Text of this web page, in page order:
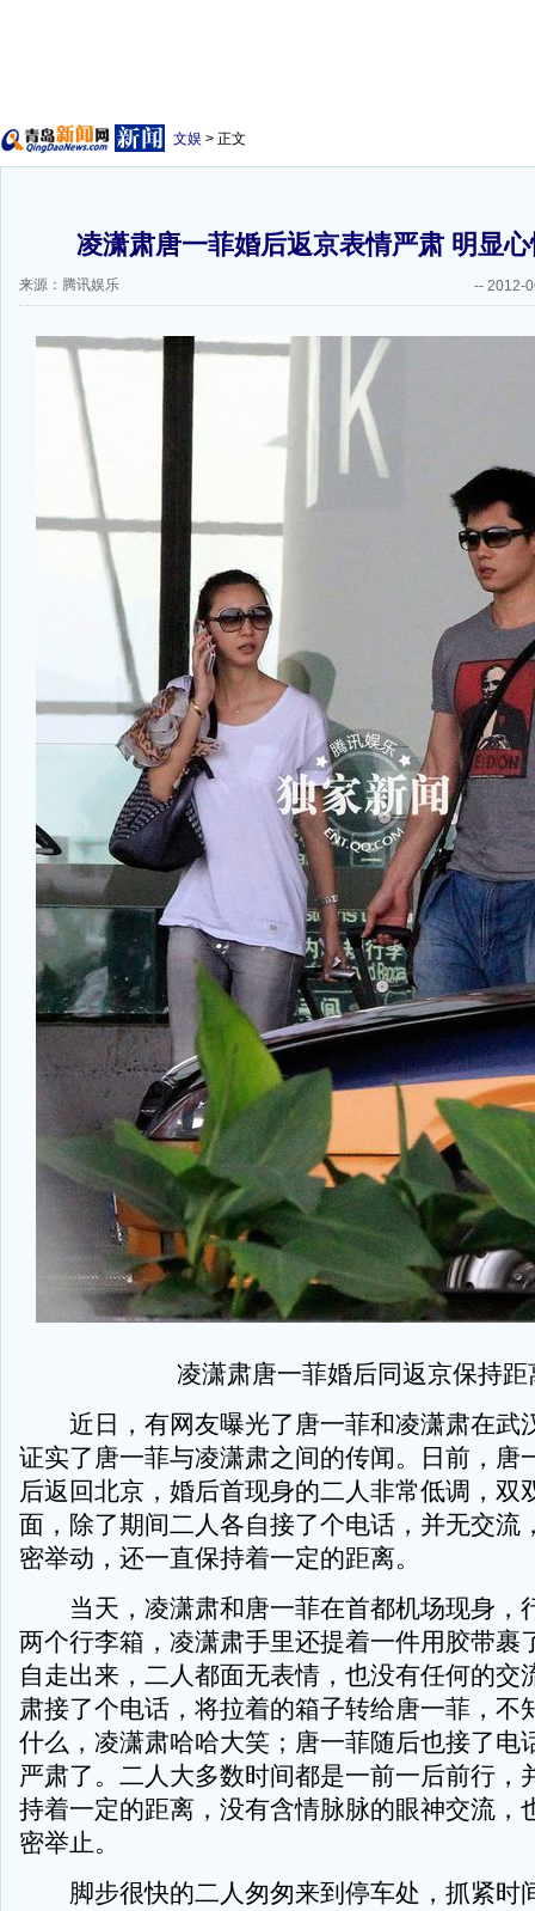
文娱 > 正文
凌潇肃唐一菲婚后返京表情严肃 明显
来源：腾讯娱乐 -- 2012-
凌潇肃唐一菲婚后同返京保持距
近日，有网友曝光了唐一菲和凌潇肃在武
证实了唐一菲与凌潇肃之间的传闻。日前，唐
后返回北京，婚后首现身的二人非常低调，双
面，除了期间二人各自接了个电话，并无交流
密举动，还一直保持着一定的距离。
当天，凌潇肃和唐一菲在首都机场现身，
两个行李箱，凌潇肃手里还提着一件用胶带裹
自走出来，二人都面无表情，也没有任何的交
肃接了个电话，将拉着的箱子转给唐一菲，不
什么，凌潇肃哈哈大笑；唐一菲随后也接了电
严肃了。二人大多数时间都是一前一后前行，
持着一定的距离，没有含情脉脉的眼神交流，
密举止。
脚步很快的二人匆匆来到停车处，抓紧时